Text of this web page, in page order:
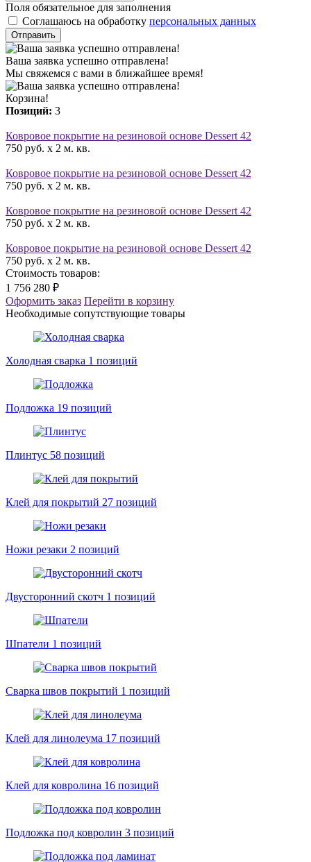
Поля обязательное для заполнения
Соглашаюсь на обработку персональных данных
Отправить
Ваша заявка успешно отправлена!
Мы свяжемся с вами в ближайшее время!
Корзина!
Позиций: 3
Ковровое покрытие на резиновой основе Dessert 42
750 руб. x 2 м. кв.
Ковровое покрытие на резиновой основе Dessert 42
750 руб. x 2 м. кв.
Ковровое покрытие на резиновой основе Dessert 42
750 руб. x 2 м. кв.
Ковровое покрытие на резиновой основе Dessert 42
750 руб. x 2 м. кв.
Стоимость товаров:
1 756 280 ₽
Оформить заказ Перейти в корзину
Необходимые сопутствующие товары
Холодная сварка 1 позиций
Подложка 19 позиций
Плинтус 58 позиций
Клей для покрытий 27 позиций
Ножи резаки 2 позиций
Двусторонний скотч 1 позиций
Шпатели 1 позиций
Сварка швов покрытий 1 позиций
Клей для линолеума 17 позиций
Клей для ковролина 16 позиций
Подложка под ковролин 3 позиций